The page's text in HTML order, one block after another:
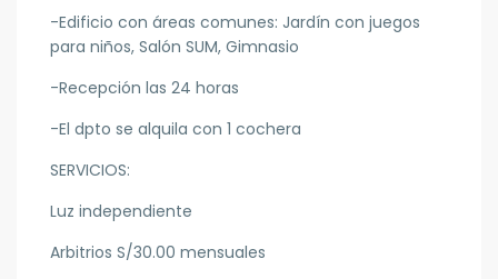
-Edificio con áreas comunes: Jardín con juegos
para niños, Salón SUM, Gimnasio
-Recepción las 24 horas
-El dpto se alquila con 1 cochera
SERVICIOS:
Luz independiente
Arbitrios S/30.00 mensuales